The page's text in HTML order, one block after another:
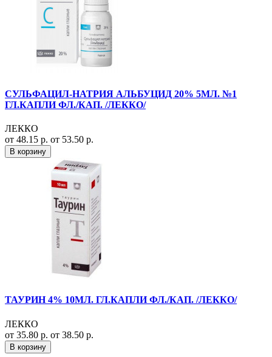
СУЛЬФАЦИЛ-НАТРИЯ АЛЬБУЦИД 20% 5МЛ. №1
ГЛ.КАПЛИ ФЛ./КАП. /ЛЕККО/
ЛЕККО
от 48.15 р. от 53.50 р.
В корзину
ТАУРИН 4% 10МЛ. ГЛ.КАПЛИ ФЛ./КАП. /ЛЕККО/
ЛЕККО
от 35.80 р. от 38.50 р.
В корзину